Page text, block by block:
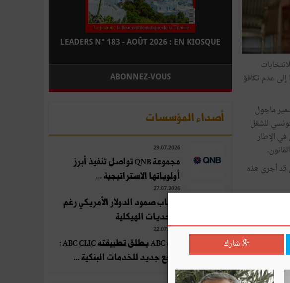
إلى عدم تكافؤ
ماجول
للشغل
الإطار
قد أجرى هذه
LEADERS N° 183 - AOÛT 2026 : EN KIOSQUE
ABONNEZ-VOUS
أصداء المؤسسات
29.07.2026
مجموعة QNB تواصل تنفيذ أبرز
أولوياتها الاستراتيجية ...
27.07.2026
أسباب صمود الدولار الأمريكي رغم
التحديات الهيكلية
22.07.2026
بنك ABC يطلق تطبيقته ABC CLIC :
مرجع جديد للخدمات البنكية ...
شارك